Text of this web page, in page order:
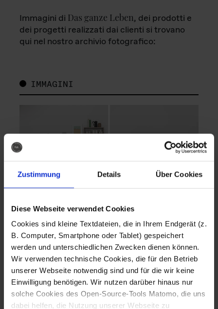
Zustimmung Details Über Cookies
Diese Webseite verwendet Cookies
Cookies sind kleine Textdateien, die in Ihrem Endgerät (z.
B. Computer, Smartphone oder Tablet) gespeichert
werden und unterschiedlichen Zwecken dienen können.
Wir verwenden technische Cookies, die für den Betrieb
unserer Webseite notwendig sind und für die wir keine
Einwilligung benötigen. Wir nutzen darüber hinaus nur
solche Cookies des Open-Source-Tools Matomo, die uns
dabei helfen, die Nutzung unserer Webseite zu
Immagini di Das ganze Leben, dei prodotti e
dei progetti realizzati dai clienti si trovano
qui nel nostro archivio fotografico:
IMMAGINI
Fotografo: Lorenz
Sternbach
Download
Fotografo: Lorenz
Sternbach
Download